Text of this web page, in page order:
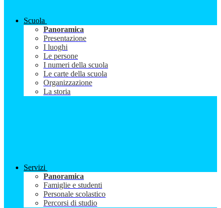
Scuola
Panoramica
Presentazione
I luoghi
Le persone
I numeri della scuola
Le carte della scuola
Organizzazione
La storia
Servizi
Panoramica
Famiglie e studenti
Personale scolastico
Percorsi di studio